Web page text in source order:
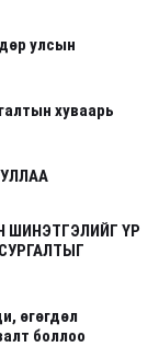
улсын
хуваарь
ШИНЭТГЭЛИЙГ ҮР
өгөгдөл
боллоо